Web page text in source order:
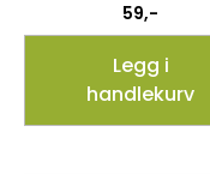
59,-
Legg i
handlekurv